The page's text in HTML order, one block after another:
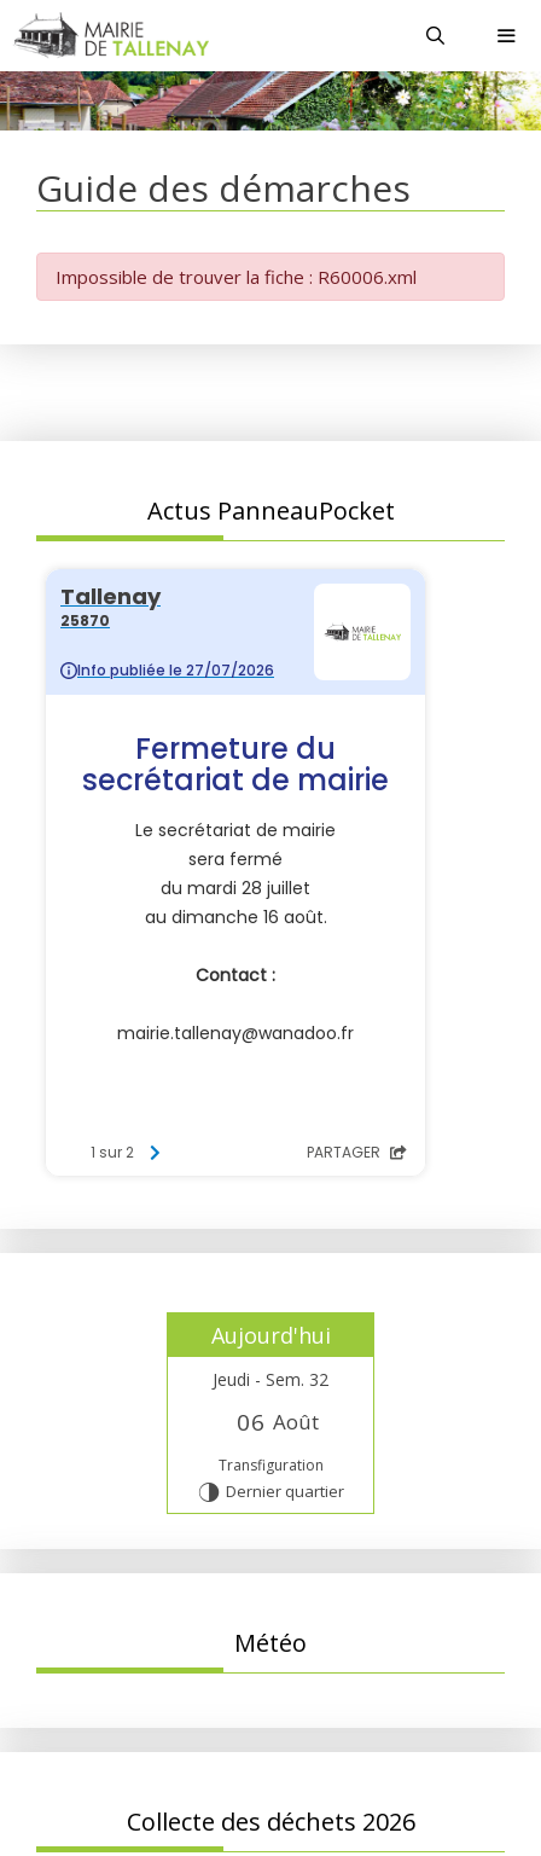
Aller
au
contenu
Guide des démarches
Impossible de trouver la fiche : R60006.xml
Actus PanneauPocket
Aujourd'hui
Jeudi - Sem. 32
06 Août
Transfiguration
T Dernier quartier
Météo
Collecte des déchets 2026